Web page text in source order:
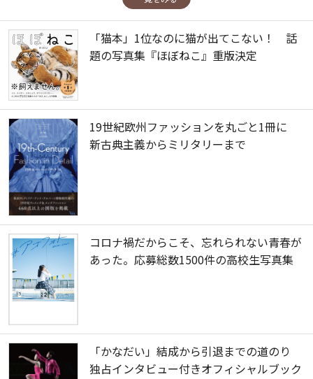
「猫本」1位なのに猫が出てこない！ 話
題の写真集『ほぼねこ』重版決定
19世紀欧州ファッションを丸ごと1冊に
新古典主義からミリタリーまで
コロナ禍だからこそ、忘れられない青春が
あった。応募総数1500件の高校生写真集
「かなだい」結成から引退までの道のり
独占インタビュー付きオフィシャルブック